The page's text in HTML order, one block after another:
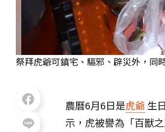
祭拜虎爺可鎮宅、驅邪、辟災外，同
農曆6月6日是虎爺 生
示，虎被譽為「百獸